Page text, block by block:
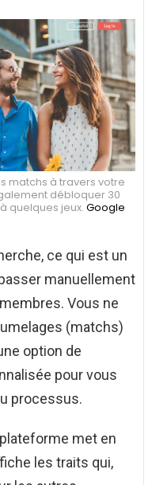
matchs à travers votre
débloquer 30
quelques jeux. Google
ce qui est un
manuellement
Vous ne
(matchs)
option de
pour vous
processus.
met en
les traits qui,